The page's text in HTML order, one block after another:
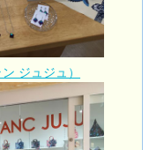
ジュジュ）